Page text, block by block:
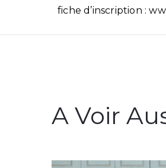
fiche d’inscription :
A Voir